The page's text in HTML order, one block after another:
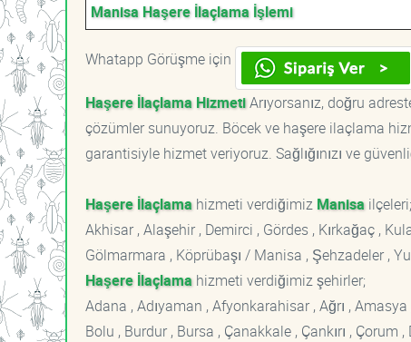
Manisa Haşere İlaçlama İşlemi
Whatapp Görüşme için
Haşere İlaçlama HizmetiArıyorsanız, doğru
çözümler sunuyoruz. Böcek ve haşere ilaçlama
garantisiyle hizmet veriyoruz. Sağlığınızı ve
Haşere İlaçlama hizmeti verdiğimiz Manisa ilçeleri;
Akhisar , Alaşehir , Demirci , Gördes , Kırkağaç ,
Gölmarmara , Köprübaşı / Manisa , Şehzadeler ,
Haşere İlaçlama hizmeti verdiğimiz şehirler;
Adana , Adıyaman , Afyonkarahisar , Ağrı ,
Bolu , Burdur , Bursa , Çanakkale , Çankırı , Çorum